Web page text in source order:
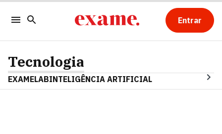
Entrar
Tecnologia
EXAMELABINTELIGÊNCIA ARTIFICIAL